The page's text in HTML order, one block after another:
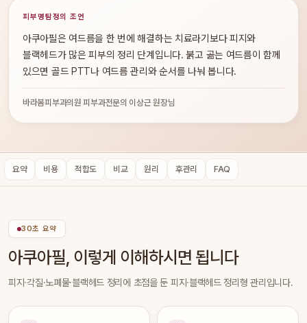
피부명탐정의 조언
아쿠아필은 여드름을 한 번에 해결하는 치료라기보다 피지와
블랙헤드가 많은 피부의 정리 단계입니다. 붉고 곪는 여드름이 함께
있으면 골드 PTT나 여드름 관리와 순서를 나눠 봅니다.
바라봄피부과의원 피부과전문의 이상근 원장님
요약 비용 적합도 비교 원리 후관리 FAQ
30초 요약
아쿠아필, 이렇게 이해하시면 됩니다
피지·각질·노폐물·블랙헤드 정리에 초점을 둔 피지·블랙헤드 정리형 관리입니다.